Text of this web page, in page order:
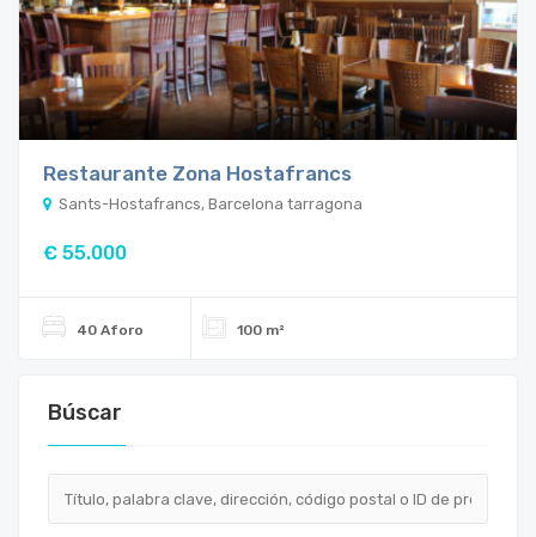
Restaurante Zona Hostafrancs
Sants-Hostafrancs, Barcelona tarragona
€ 55.000
40 Aforo 100 m²
Búscar